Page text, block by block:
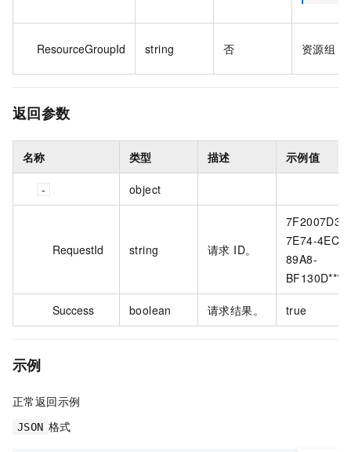
ResourceGroupId string 否 资源组
返回参数
名称 类型 描述 示例值
object
RequestId string 请求 ID。
7F2007D3-
7E74-4ECB-
89A8-
Success boolean 请求结果。 true
示例
正常返回示例
JSON 格式